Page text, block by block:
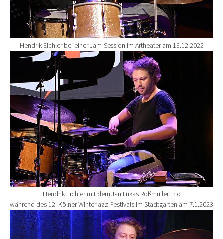
Hendrik Eichler bei einer Jam-Session im Artheater am 13.12.2022
Show larger version for:
Hendrik Eichler mit dem Jan Lukas Roßmüller Trio
während des 12. Kölner Winterjazz-Festivals im Stadtgarten am 7.1.2023
Show larger version for: